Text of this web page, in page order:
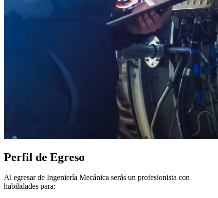
Perfil de Egreso
Al egresar de Ingeniería Mecánica serás un profesionista con
habilidades para: